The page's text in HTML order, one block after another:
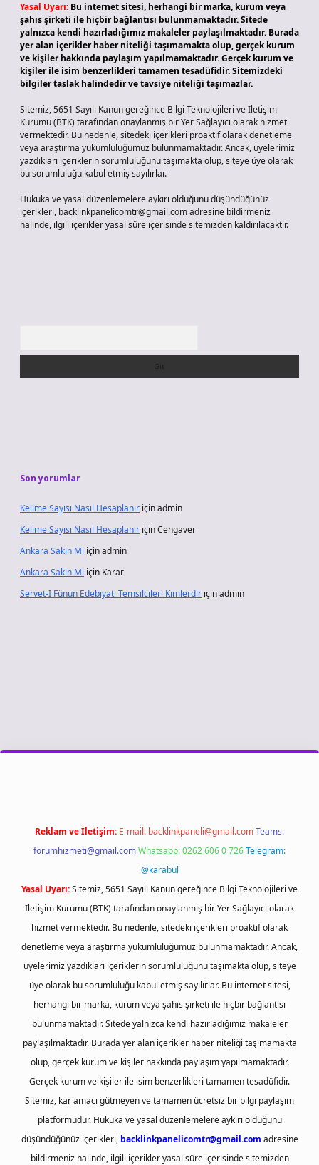
Yasal Uyarı: Bu internet sitesi, herhangi bir marka, kurum veya
şahıs şirketi ile hiçbir bağlantısı bulunmamaktadır. Sitede
yalnızca kendi hazırladığımız makaleler paylaşılmaktadır. Burada
yer alan içerikler haber niteliği taşımamakta olup, gerçek kurum
ve kişiler hakkında paylaşım yapılmamaktadır. Gerçek kurum ve
kişiler ile isim benzerlikleri tamamen tesadüfidir. Sitemizdeki
bilgiler taslak halindedir ve tavsiye niteliği taşımazlar.
Sitemiz, 5651 Sayılı Kanun gereğince Bilgi Teknolojileri ve İletişim
Kurumu (BTK) tarafından onaylanmış bir Yer Sağlayıcı olarak hizmet
vermektedir. Bu nedenle, sitedeki içerikleri proaktif olarak denetleme
veya araştırma yükümlülüğümüz bulunmamaktadır. Ancak, üyelerimiz
yazdıkları içeriklerin sorumluluğunu taşımakta olup, siteye üye olarak
bu sorumluluğu kabul etmiş sayılırlar.
Hukuka ve yasal düzenlemelere aykırı olduğunu düşündüğünüz
içerikleri, backlinkpanelicomtr@gmail.comadresine bildirmeniz
halinde, ilgili içerikler yasal süre içerisinde sitemizden kaldırılacaktır.
Son yorumlar
Kelime Sayısı Nasıl Hesaplanır içinadmin
Kelime Sayısı Nasıl Hesaplanır içinCengaver
Ankara Sakin Mi içinadmin
Ankara Sakin Mi için Karar
Servet-I Fünun Edebiyatı Temsilcileri Kimlerdir içinadmin
Reklam ve İletişim: E-mail: backlinkpaneli@gmail.comTeams:
forumhizmeti@gmail.comWhatsapp: 0262 606 0 726Telegram:
@karabul
Yasal Uyarı:Sitemiz, 5651 Sayılı Kanun gereğince Bilgi Teknolojileri ve
İletişim Kurumu (BTK) tarafından onaylanmış bir Yer Sağlayıcı olarak
hizmet vermektedir. Bu nedenle, sitedeki içerikleri proaktif olarak
denetleme veya araştırma yükümlülüğümüz bulunmamaktadır. Ancak,
üyelerimiz yazdıkları içeriklerin sorumluluğunu taşımakta olup, siteye
üye olarak bu sorumluluğu kabul etmiş sayılırlar. Bu internet sitesi,
herhangi bir marka, kurum veya şahıs şirketi ile hiçbir bağlantısı
bulunmamaktadır. Sitede yalnızca kendi hazırladığımız makaleler
paylaşılmaktadır. Burada yer alan içerikler haber niteliği taşımamakta
olup, gerçek kurum ve kişiler hakkında paylaşım yapılmamaktadır.
Gerçek kurum ve kişiler ile isim benzerlikleri tamamen tesadüfidir.
Sitemiz, kar amacı gütmeyen ve tamamen ücretsiz bir bilgi paylaşım
platformudur. Hukuka ve yasal düzenlemelere aykırı olduğunu
düşündüğünüz içerikleri, backlinkpanelicomtr@gmail.com adresine
bildirmeniz halinde, ilgili içerikler yasal süre içerisinde sitemizden